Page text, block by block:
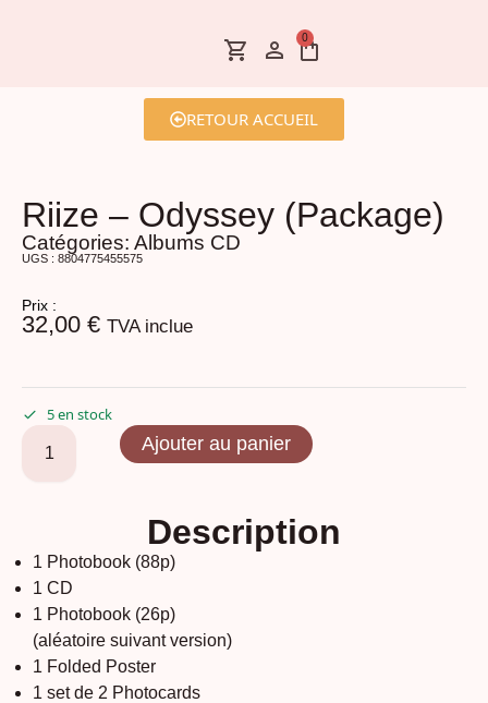
0
RETOUR ACCUEIL
Riize – Odyssey (Package)
Catégories: Albums CD
UGS : 8804775455575
Prix :
32,00 € TVA inclue
5 en stock
Ajouter au panier
Description
1 Photobook (88p)
1 CD
1 Photobook (26p)
(aléatoire suivant version)
1 Folded Poster
1 set de 2 Photocards